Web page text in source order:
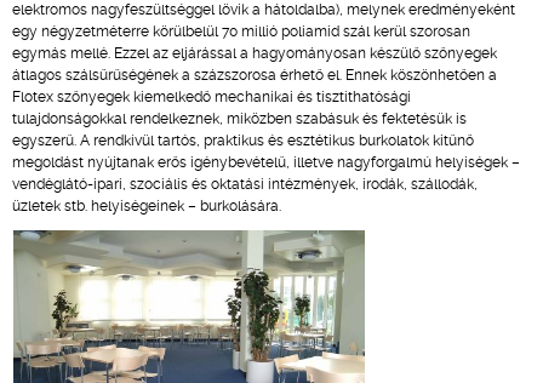
elektromos nagyfeszültséggel lövik a hátoldalba), melynek eredményeként
egy négyzetméterre körülbelül 70 millió poliamid szál kerül szorosan
egymás mellé. Ezzel az eljárással a hagyományosan készülő szőnyegek
átlagos szálsűrűségének a százszorosa érhető el. Ennek köszönhetően a
Flotex szőnyegek kiemelkedő mechanikai és tisztíthatósági
tulajdonságokkal rendelkeznek, miközben szabásuk és fektetésük is
egyszerű. A rendkívül tartós, praktikus és esztétikus burkolatok kitűnő
megoldást nyújtanak erős igénybevételű, illetve nagyforgalmú helyiségek –
vendéglátó-ipari, szociális és oktatási intézmények, irodák, szállodák,
üzletek stb. helyiségeinek – burkolására.